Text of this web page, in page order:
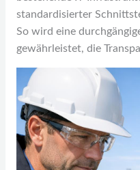
standardisierter
So wird eine
gewährleistet, die